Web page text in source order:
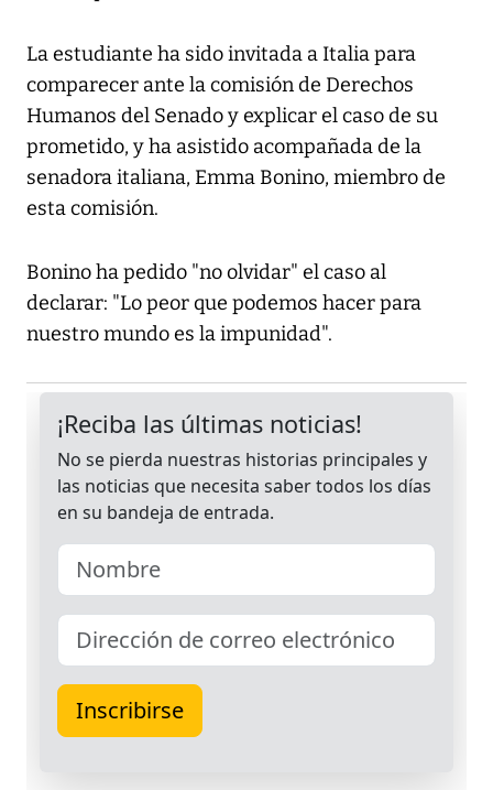
La estudiante ha sido invitada a Italia para
comparecer ante la comisión de Derechos
Humanos del Senado y explicar el caso de su
prometido, y ha asistido acompañada de la
senadora italiana, Emma Bonino, miembro de
esta comisión.
Bonino ha pedido "no olvidar" el caso al
declarar: "Lo peor que podemos hacer para
nuestro mundo es la impunidad".